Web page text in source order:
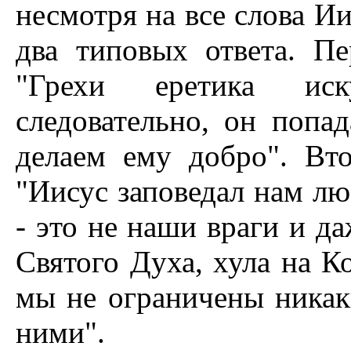
несмотря на все слова
два типовых ответа.
"Грехи еретика
следовательно, он
делаем ему добро".
"Иисус заповедал нам
- это не наши враги и
Святого Духа, хула на
мы не ограничены
ними".